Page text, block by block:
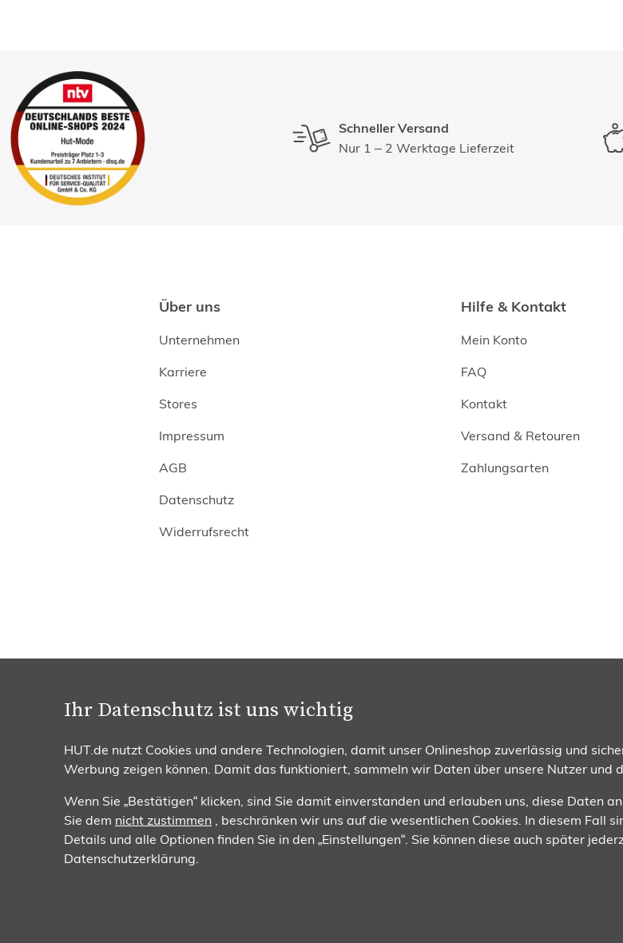
Ihr Datenschutz ist uns wichtig
HUT.de nutzt Cookies und andere Technologien, damit unser Onlineshop zuverlässig und
Werbung zeigen können. Damit das funktioniert, sammeln wir Daten über unsere Nutzer
Wenn Sie „Bestätigen“ klicken, sind Sie damit einverstanden und erlauben uns, diese
Sie dem nicht zustimmen , beschränken wir uns auf die wesentlichen Cookies. In diesem Fall
Details und alle Optionen finden Sie in den „Einstellungen“. Sie können diese auch später
Datenschutzerklärung.
Schneller Versand
Nur 1 – 2 Werktage Lieferzeit
Über uns
Unternehmen
Karriere
Stores
Impressum
AGB
Datenschutz
Widerrufsrecht
Hilfe & Kontakt
Mein Konto
FAQ
Kontakt
Versand & Retouren
Zahlungsarten
Beratung & Bestellung
0251 / 932 169 95
Mo. - Fr. 08:00 - 17:00 Uhr
Zahlungsmethoden